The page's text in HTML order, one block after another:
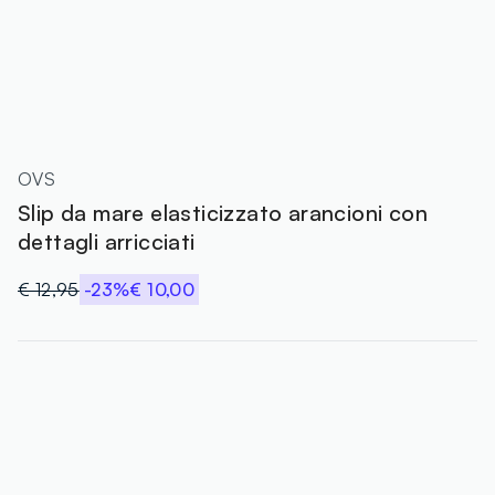
OVS
Slip da mare elasticizzato arancioni con
dettagli arricciati
€ 12,95 -23%€ 10,00